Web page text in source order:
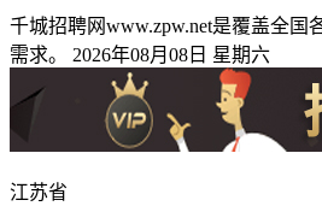
千城招聘网www.zpw.net是覆盖全
需求。 2026年08月08日 星期六
江苏省